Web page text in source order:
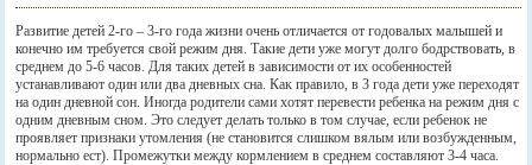
Развитие детей 2-го – 3-го года жизни очень отличается от годовалых малышей и
конечно им требуется свой режим дня. Такие дети уже могут долго бодрствовать, в
среднем до 5-6 часов. Для таких детей в зависимости от их особенностей
устанавливают один или два дневных сна. Как правило, в 3 года дети уже переходят
на один дневной сон. Иногда родители сами хотят перевести ребенка на режим дня с
одним дневным сном. Это следует делать только в том случае, если ребенок не
проявляет признаки утомления (не становится слишком вялым или возбужденным,
нормально ест). Промежутки между кормлением в среднем составляют 3-4 часа.